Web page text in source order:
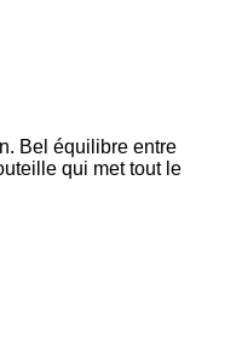
Bel équilibre entre
qui met tout le